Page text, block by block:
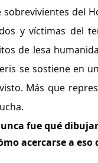
del
y víctimas del
de lesa
se sostiene en
Más que
fue qué
acercarse a